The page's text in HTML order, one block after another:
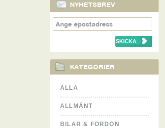
NYHETSBREV
KATEGORIER
ALLA
ALLMÄNT
BILAR & FORDON